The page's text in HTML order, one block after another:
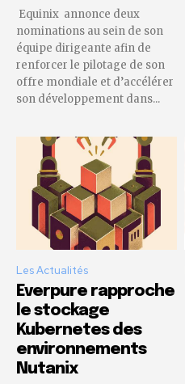
Equinix annonce deux
nominations au sein de son
équipe dirigeante afin de
renforcer le pilotage de son
offre mondiale et d’accélérer
son développement dans...
Les Actualités
Everpure rapproche
le stockage
Kubernetes des
environnements
Nutanix